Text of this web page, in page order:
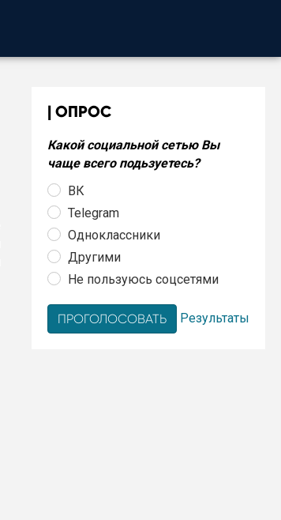
ОПРОС
Какой социальной сетью Вы
чаще всего подьзуетесь?
ВК
Telegram
Одноклассники
Другими
Не пользуюсь соцсетями
Результаты